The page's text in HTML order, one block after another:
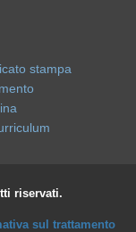
stampa
riservati.
sul trattamento